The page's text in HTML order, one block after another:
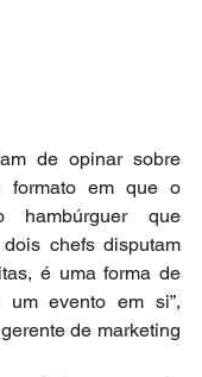
de opinar sobre
formato em que o
hambúrguer que
chefs disputam
é uma forma de
um evento em si”,
de marketing